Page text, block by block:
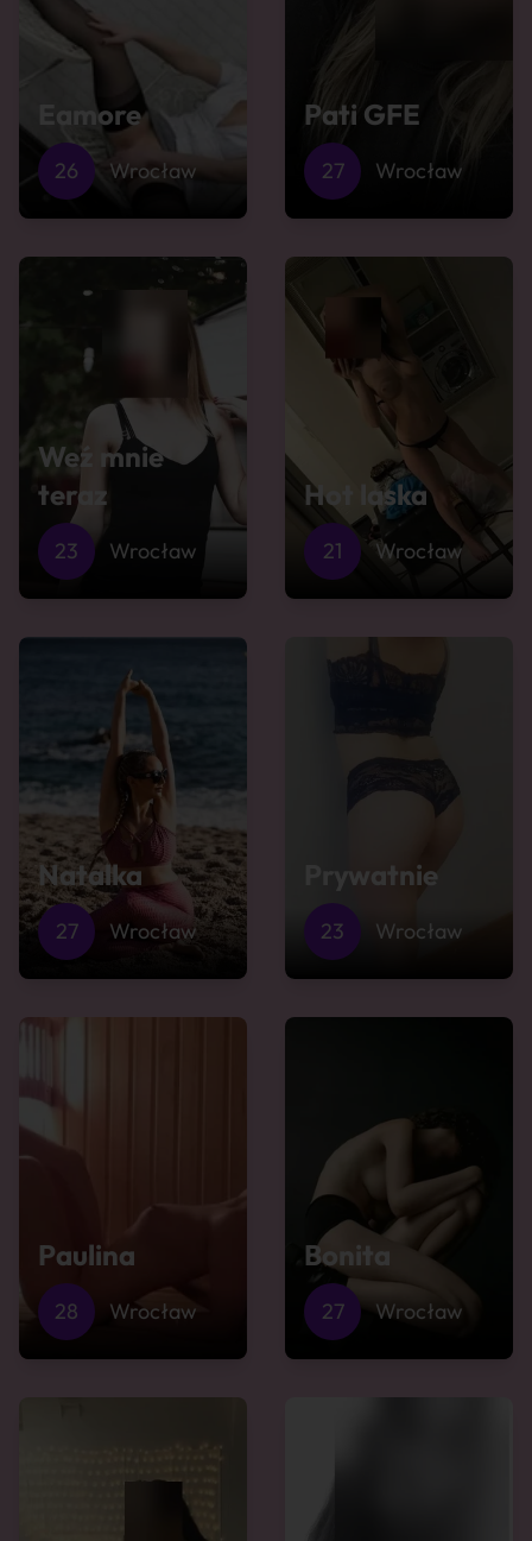
Eamore
26 Wrocław
Pati GFE
27 Wrocław
Weź mnie
teraz
23 Wrocław
Hot laska
21 Wrocław
Natalka
27 Wrocław
Prywatnie
23 Wrocław
Paulina
28 Wrocław
Bonita
27 Wrocław